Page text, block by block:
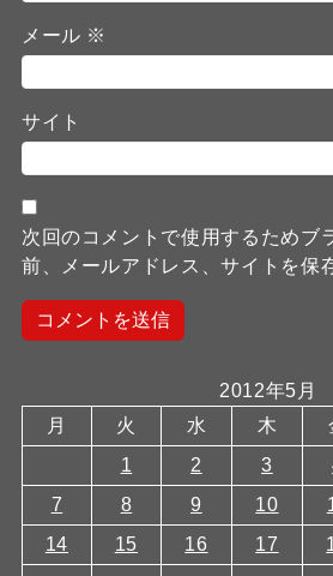
メール ※
サイト
次回のコメントで使用するためブ
前、メールアドレス、サイトを保
2012年5月
月
火 水 木
1
2 3
7
8 9 10
14
15 16 17